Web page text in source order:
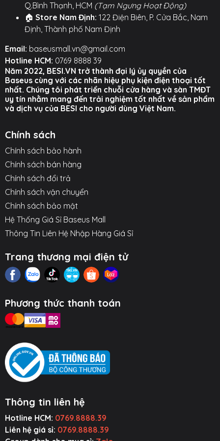
Kiện Ô Tô
Thiết Bị Âm
Thanh
Tiện Ích Thông
Minh
máy tính bảng.
○ Hỗ trợ kết nối ổn định với màn hình ô tô.
○ Tích hợp chip sạc thông minh và đèn LED báo sạc
hai mặt.
Hình ảnh sản phẩm
Q.Bình Thạnh, HCM (Tạm Ngưng Hoạt Động)
🏠 Store Nam Định: 122 Điện Biên, P. Cửa Bắc, Nam
Định, Thành phố Nam Định
Email: baseusmall.vn@gmail.com
Hotline HCM: 0769 8888 39
Năm 2022, BESI.VN trở thành đại lý ủy quyền của
Baseus cùng với các nhãn hiệu phụ kiện điện thoại tốt
nhất. Chúng tôi phát triển chuỗi cửa hàng và sàn TMĐT
uy tín nhằm mang đến trải nghiệm tốt nhất về sản phẩm
và dịch vụ của BESI cho người dùng Việt Nam.
Chính sách
Chính sách bảo hành
Chính sách bán hàng
Chính sách đổi trả
Chính sách vận chuyển
Chính sách bảo mật
Hệ Thống Giá Sỉ Baseus Mall
Thông Tin Liên Hệ Nhập Hàng Giá Sỉ
Trang thương mại điện tử
Phương thức thanh toán
Thông tin liên hệ
Hotline HCM: 0769.8888.39
Liên hệ giá sỉ: 0769.8888.39